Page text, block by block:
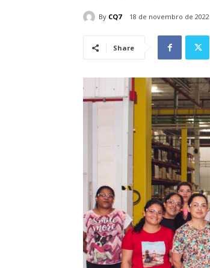
By CQ7 18 de novembro de 2022
Share